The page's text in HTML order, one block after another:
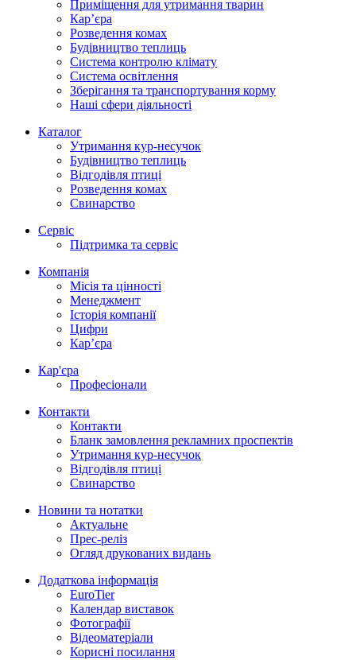
Приміщення для утримання тварин
Кар’єра
Розведення комах
Будівництво теплиць
Система контролю клімату
Система освітлення
Зберігання та транспортування корму
Наші сфери діяльності
Каталог
Утримання кур-несучок
Будівництво теплиць
Відгодівля птиці
Розведення комах
Свинарство
Сервіс
Підтримка та сервіс
Компанія
Місія та цінності
Менеджмент
Історія компанії
Цифри
Кар’єра
Кар'єра
Професіонали
Контакти
Контакти
Бланк замовлення рекламних проспектів
Утримання кур-несучок
Відгодівля птиці
Свинарство
Новини та нотатки
Актуальне
Прес-реліз
Огляд друкованих видань
Додаткова інформація
EuroTier
Календар виставок
Фотографії
Відеоматеріали
Корисні посилання